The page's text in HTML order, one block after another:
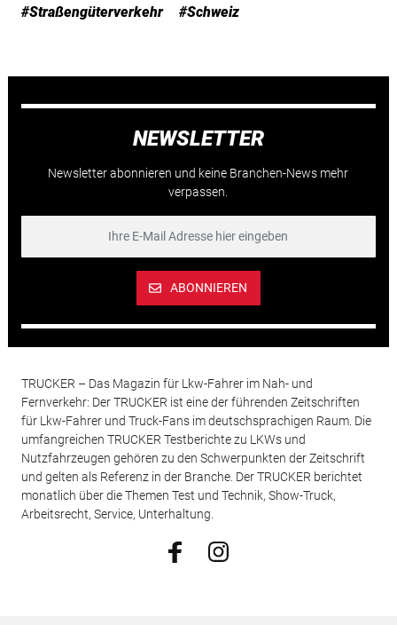
#Straßengüterverkehr #Schweiz
NEWSLETTER
Newsletter abonnieren und keine Branchen-News mehr
verpassen.
ABONNIEREN
TRUCKER – Das Magazin für Lkw-Fahrer im Nah- und
Fernverkehr: Der TRUCKER ist eine der führenden Zeitschriften
für Lkw-Fahrer und Truck-Fans im deutschsprachigen Raum. Die
umfangreichen TRUCKER Testberichte zu LKWs und
Nutzfahrzeugen gehören zu den Schwerpunkten der Zeitschrift
und gelten als Referenz in der Branche. Der TRUCKER berichtet
monatlich über die Themen Test und Technik, Show-Truck,
Arbeitsrecht, Service, Unterhaltung.